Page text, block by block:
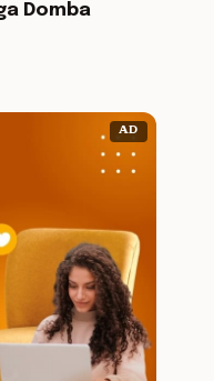
Domba
AD